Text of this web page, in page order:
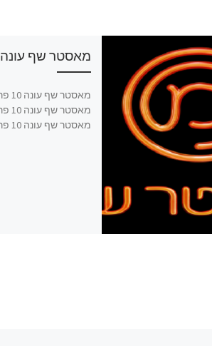
מאסטר שף עונה 10 פרק 29
מאסטר שף עונה 10 פרק 29 שידור […]